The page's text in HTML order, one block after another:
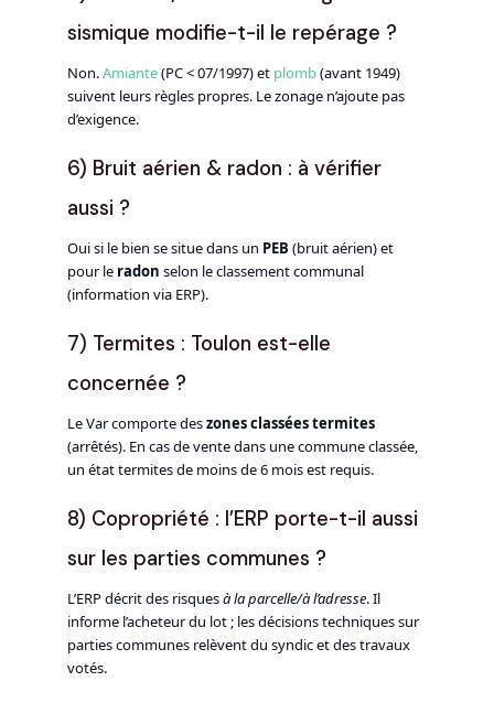
sismique modifie-t-il le repérage ?
Non.Amiante(PC < 07/1997) et plomb(avant 1949)
suivent leurs règles propres. Le zonage n’ajoute pas
d’exigence.
6) Bruit aérien & radon : à vérifier
aussi ?
Oui si le bien se situe dans un PEB (bruit aérien) et
pour le radon selon le classement communal
(information via ERP).
7) Termites : Toulon est-elle
concernée ?
Le Var comporte deszones classées termites
(arrêtés). En cas de vente dans une commune classée,
un état termites de moins de 6 mois est requis.
8) Copropriété : l’ERP porte-t-il aussi
sur les parties communes ?
L’ERP décrit des risquesà la parcelle/à l’adresse. Il
informe l’acheteur du lot ; les décisions techniques sur
parties communes relèvent du syndic et des travaux
votés.